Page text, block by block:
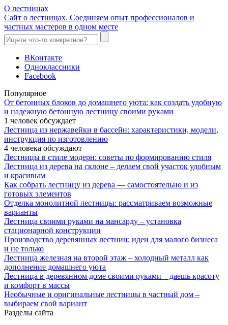
О лестницах
Сайт о лестницах. Соединяем опыт профессионалов и
частных мастеров в одном месте
ВКонтакте
Одноклассники
Facebook
Популярное
От бетонных блоков до домашнего уюта: как создать удобную
и надежную бетонную лестницу своими руками
1 человек обсуждает
Лестница из нержавейки в бассейн: характеристики, модели,
инструкция по изготовлению
4 человека обсуждают
Лестницы в стиле модерн: советы по формированию стиля
Лестница из дерева на склоне – делаем свой участок удобным
и красивым
Как собрать лестницу из дерева — самостоятельно и из
готовых элементов
Отделка монолитной лестницы: рассматриваем возможные
варианты
Лестница своими руками на мансарду – установка
стационарной конструкции
Производство деревянных лестниц: идеи для малого бизнеса
и не только
Лестница железная на второй этаж – холодный металл как
дополнение домашнего уюта
Лестница в деревянном доме своими руками – даешь красоту
и комфорт в массы
Необычные и оригинальные лестницы в частный дом –
выбираем свой вариант
Разделы сайта